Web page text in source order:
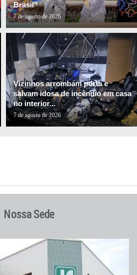
Brasil”
7 de agosto de 2026
Vizinhos arrombam porta e
salvam idosa de incêndio em casa
no interior...
7 de agosto de 2026
Nossa Sede